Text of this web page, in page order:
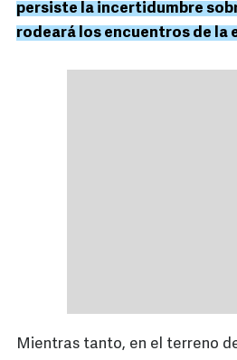
persiste la incertidumbre
rodeará los encuentros de la
Mientras tanto, en el terreno